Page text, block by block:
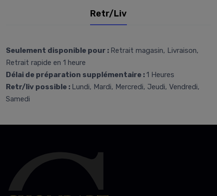
Retr/Liv
Seulement disponible pour : Retrait magasin, Livraison,
Retrait rapide en 1 heure
Délai de préparation supplémentaire :1 Heures
Retr/liv possible : Lundi, Mardi, Mercredi, Jeudi, Vendredi,
Samedi